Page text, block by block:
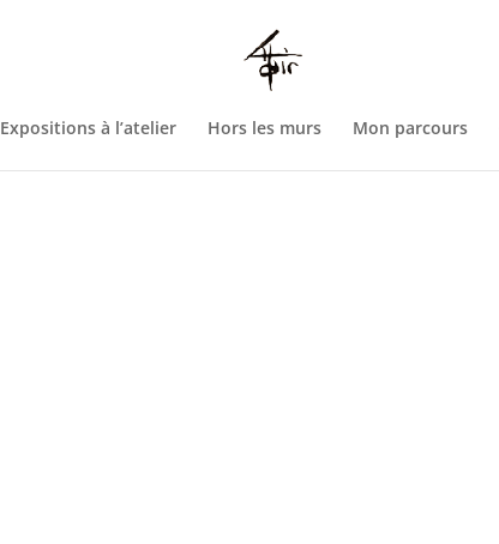
93
Expositions à l’atelier Hors les murs Mon parcours